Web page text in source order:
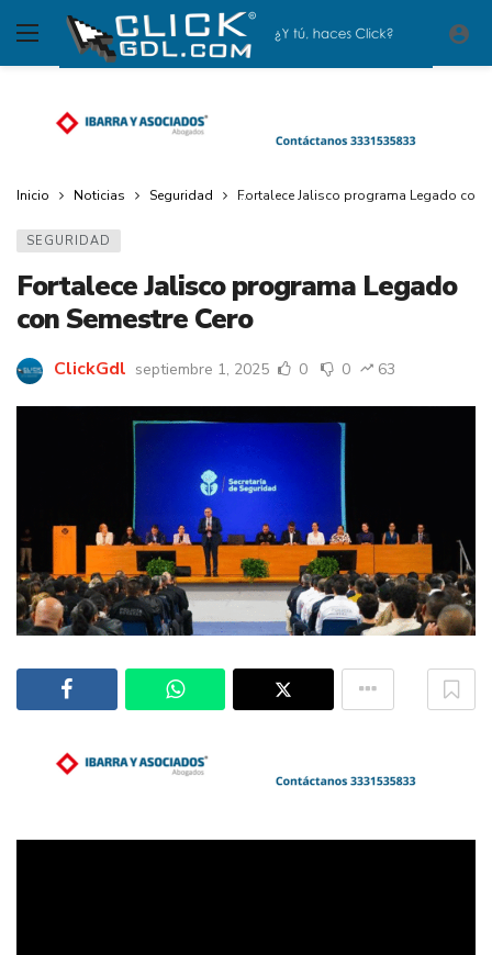
Inicio Noticias Seguridad Fortalece Jalisco programa Legado con
SEGURIDAD
Fortalece Jalisco programa Legado
con Semestre Cero
ClickGdl septiembre 1, 2025 0 0 63